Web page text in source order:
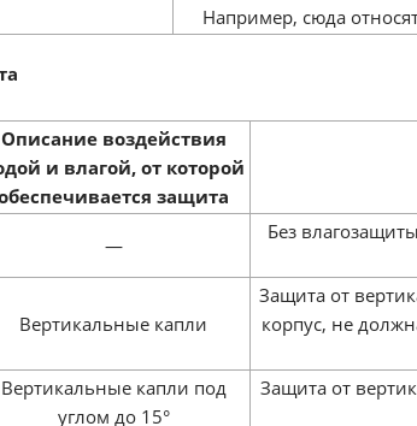
Например, сюда
Описание воздействия
и влагой, от которой
защита
—
Без
Вертикальные капли
Защита от
корпус, не
Вертикальные капли под
углом до 15°
Защита от